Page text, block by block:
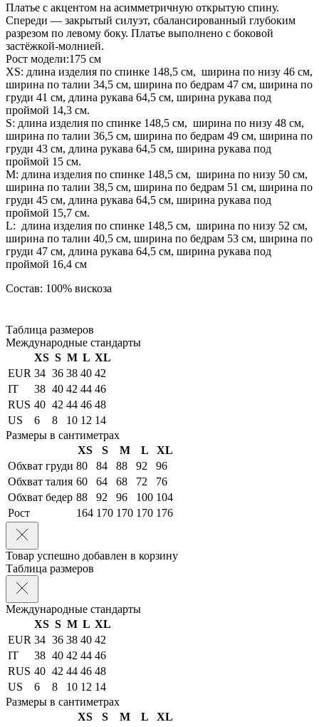
Платье с акцентом на асимметричную открытую спину.
Спереди — закрытый силуэт, сбалансированный глубоким
разрезом по левому боку. Платье выполнено с боковой
застёжкой-молнией.
Рост модели:175 см
XS: длина изделия по спинке 148,5 см, ширина по низу 46 см,
ширина по талии 34,5 см, ширина по бедрам 47 см, ширина по
груди 41 см, длина рукава 64,5 см, ширина рукава под
проймой 14,3 см.
S: длина изделия по спинке 148,5 см, ширина по низу 48 см,
ширина по талии 36,5 см, ширина по бедрам 49 см, ширина по
груди 43 см, длина рукава 64,5 см, ширина рукава под
проймой 15 см.
М: длина изделия по спинке 148,5 см, ширина по низу 50 см,
ширина по талии 38,5 см, ширина по бедрам 51 см, ширина по
груди 45 см, длина рукава 64,5 см, ширина рукава под
проймой 15,7 см.
L: длина изделия по спинке 148,5 см, ширина по низу 52 см,
ширина по талии 40,5 см, ширина по бедрам 53 см, ширина по
груди 47 см, длина рукава 64,5 см, ширина рукава под
проймой 16,4 см
Состав: 100% вискоза
Таблица размеров
Международные стандарты
XS S M L XL
EUR 34 36 38 40 42
IT
38 40 42 44 46
RUS 40 42 44 46 48
US
6 8 10 12 14
Размеры в сантиметрах
XS
S M L
XL
Обхват груди 80 84 88 92
96
Обхват талия 60 64 68 72
76
Обхват бедер 88 92 96 100 104
Рост
164 170 170 170 176
Товар успешно добавлен в корзину
Таблица размеров
Международные стандарты
XS S M L XL
EUR 34 36 38 40 42
IT
38 40 42 44 46
RUS 40 42 44 46 48
US
6 8 10 12 14
Размеры в сантиметрах
XS
S M L
XL